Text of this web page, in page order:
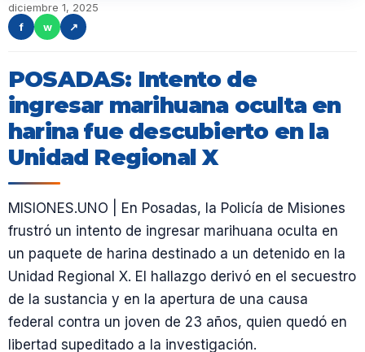
diciembre 1, 2025
f
w ↗
POSADAS: Intento de
ingresar marihuana oculta en
harina fue descubierto en la
Unidad Regional X
MISIONES.UNO | En Posadas, la Policía de Misiones
frustró un intento de ingresar marihuana oculta en
un paquete de harina destinado a un detenido en la
Unidad Regional X. El hallazgo derivó en el secuestro
de la sustancia y en la apertura de una causa
federal contra un joven de 23 años, quien quedó en
libertad supeditado a la investigación.